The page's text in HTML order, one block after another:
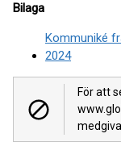
Bilaga
Kommuniké
2024
För att